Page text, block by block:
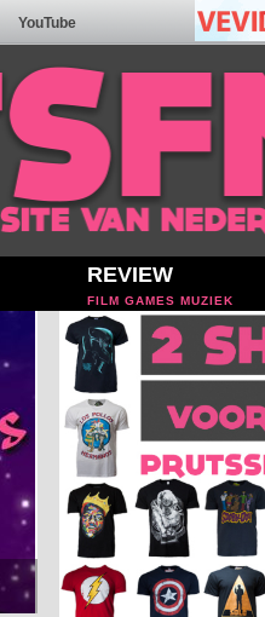
YouTube
REVIEW
FILM GAMES MUZIEK